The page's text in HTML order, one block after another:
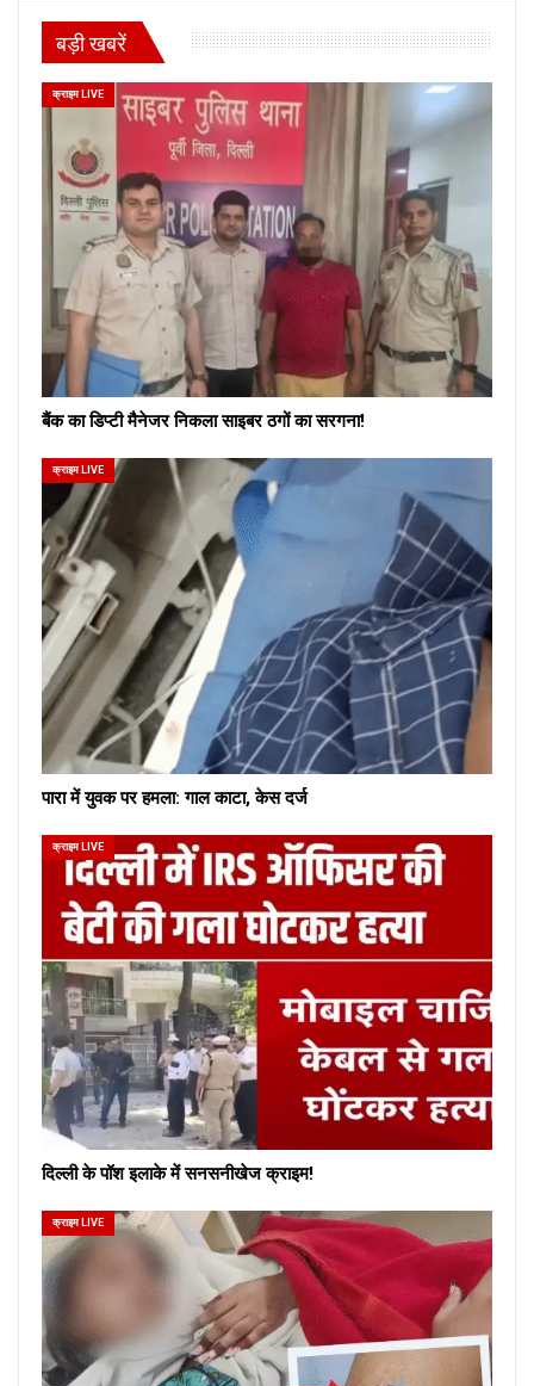
बड़ी खबरें
क्राइम LIVE
बैंक का डिप्टी मैनेजर निकला साइबर ठगों का सरगना!
क्राइम LIVE
पारा में युवक पर हमला: गाल काटा, केस दर्ज
क्राइम LIVE
दिल्ली के पॉश इलाके में सनसनीखेज क्राइम!
क्राइम LIVE